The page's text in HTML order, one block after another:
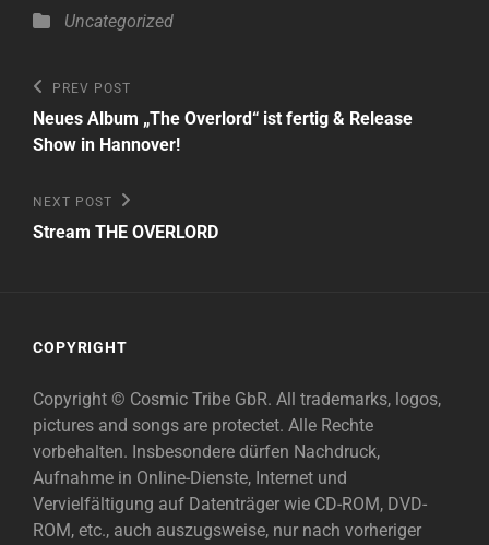
Categories
Uncategorized
Beitragsnavigation
Previous
Post
PREV POST
Neues Album „The Overlord“ ist fertig & Release
Show in Hannover!
Next
Post
NEXT POST
Stream THE OVERLORD
COPYRIGHT
Copyright © Cosmic Tribe GbR. All trademarks, logos,
pictures and songs are protectet. Alle Rechte
vorbehalten. Insbesondere dürfen Nachdruck,
Aufnahme in Online-Dienste, Internet und
Vervielfältigung auf Datenträger wie CD-ROM, DVD-
ROM, etc., auch auszugsweise, nur nach vorheriger